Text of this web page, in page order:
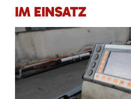
IM EINSATZ